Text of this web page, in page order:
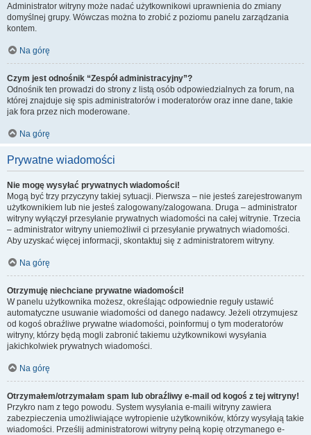
Administrator witryny może nadać użytkownikowi uprawnienia do zmiany
domyślnej grupy. Wówczas można to zrobić z poziomu panelu zarządzania
kontem.
Na górę
Czym jest odnośnik “Zespół administracyjny”?
Odnośnik ten prowadzi do strony z listą osób odpowiedzialnych za forum, na
której znajduje się spis administratorów i moderatorów oraz inne dane, takie
jak fora przez nich moderowane.
Na górę
Prywatne wiadomości
Nie mogę wysyłać prywatnych wiadomości!
Mogą być trzy przyczyny takiej sytuacji. Pierwsza – nie jesteś zarejestrowanym
użytkownikiem lub nie jesteś zalogowany/zalogowana. Druga – administrator
witryny wyłączył przesyłanie prywatnych wiadomości na całej witrynie. Trzecia
– administrator witryny uniemożliwił ci przesyłanie prywatnych wiadomości.
Aby uzyskać więcej informacji, skontaktuj się z administratorem witryny.
Na górę
Otrzymuję niechciane prywatne wiadomości!
W panelu użytkownika możesz, określając odpowiednie reguły ustawić
automatyczne usuwanie wiadomości od danego nadawcy. Jeżeli otrzymujesz
od kogoś obraźliwe prywatne wiadomości, poinformuj o tym moderatorów
witryny, którzy będą mogli zabronić takiemu użytkownikowi wysyłania
jakichkolwiek prywatnych wiadomości.
Na górę
Otrzymałem/otrzymałam spam lub obraźliwy e-mail od kogoś z tej witryny!
Przykro nam z tego powodu. System wysyłania e-maili witryny zawiera
zabezpieczenia umożliwiające wytropienie użytkowników, którzy wysyłają takie
wiadomości. Prześlij administratorowi witryny pełną kopię otrzymanego e-